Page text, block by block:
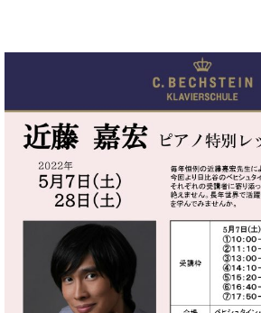
ピ
ア
ノ
C.
ベ
ヒ
シ
ュ
タ
ル・
オ
イ
イ
ン
・
セ
ン
ト
ラ
ム
東
京